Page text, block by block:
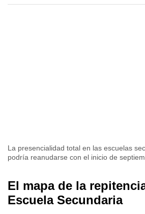
La presencialidad total en las escuelas
podría reanudarse con el inicio de
El mapa de la
Escuela Secundaria